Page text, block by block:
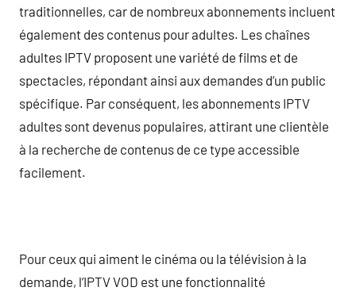
traditionnelles, car de nombreux abonnements incluent
également des contenus pour adultes. Les chaînes
adultes IPTV proposent une variété de films et de
spectacles, répondant ainsi aux demandes d’un public
spécifique. Par conséquent, les abonnements IPTV
adultes sont devenus populaires, attirant une clientèle
à la recherche de contenus de ce type accessible
facilement.
Pour ceux qui aiment le cinéma ou la télévision à la
demande, l’IPTV VOD est une fonctionnalité